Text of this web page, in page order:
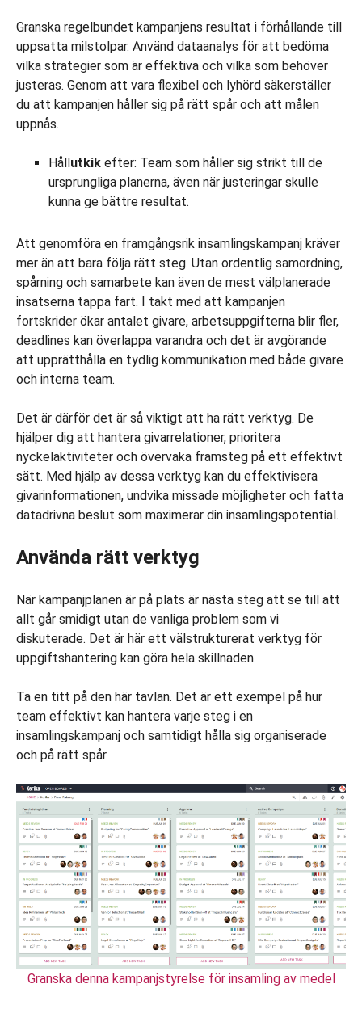
Granska regelbundet kampanjens resultat i förhållande till
uppsatta milstolpar. Använd dataanalys för att bedöma
vilka strategier som är effektiva och vilka som behöver
justeras. Genom att vara flexibel och lyhörd säkerställer
du att kampanjen håller sig på rätt spår och att målen
uppnås.
Hållutkik efter: Team som håller sig strikt till de
ursprungliga planerna, även när justeringar skulle
kunna ge bättre resultat.
Att genomföra en framgångsrik insamlingskampanj kräver
mer än att bara följa rätt steg. Utan ordentlig samordning,
spårning och samarbete kan även de mest välplanerade
insatserna tappa fart. I takt med att kampanjen
fortskrider ökar antalet givare, arbetsuppgifterna blir fler,
deadlines kan överlappa varandra och det är avgörande
att upprätthålla en tydlig kommunikation med både givare
och interna team.
Det är därför det är så viktigt att ha rätt verktyg. De
hjälper dig att hantera givarrelationer, prioritera
nyckelaktiviteter och övervaka framsteg på ett effektivt
sätt. Med hjälp av dessa verktyg kan du effektivisera
givarinformationen, undvika missade möjligheter och fatta
datadrivna beslut som maximerar din insamlingspotential.
Använda rätt verktyg
När kampanjplanen är på plats är nästa steg att se till att
allt går smidigt utan de vanliga problem som vi
diskuterade. Det är här ett välstrukturerat verktyg för
uppgiftshantering kan göra hela skillnaden.
Ta en titt på den här tavlan. Det är ett exempel på hur
team effektivt kan hantera varje steg i en
insamlingskampanj och samtidigt hålla sig organiserade
och på rätt spår.
Granska denna kampanjstyrelse för insamling av medel